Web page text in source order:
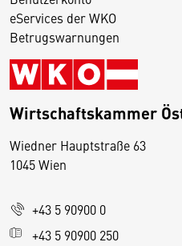
eServices der WKO
Betrugswarnungen
Wirtschaftskammer
Wiedner Hauptstraße 63
1045 Wien
+43 5 90900 0
+43 5 90900 250
D
s
e